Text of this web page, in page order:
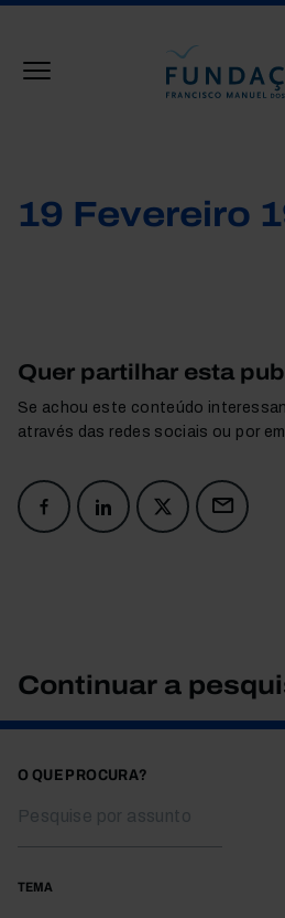
19 Fevereiro
Quer partilhar esta
Se achou este conteúdo
através das redes sociais ou por
Continuar a
O QUE PROCURA?
TEMA